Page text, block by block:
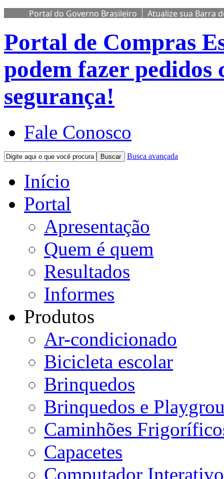
Portal do Governo Brasileiro Atualize sua Barra
Portal de Compras
podem fazer pedidos
segurança!
Fale Conosco
Buscar Busca avançada
Início
Portal
Apresentação
Quem é quem
Resultados
Informes
Produtos
Ar-condicionado
Bicicleta escolar
Brinquedos
Brinquedos e
Caminhões
Capacetes
Computador